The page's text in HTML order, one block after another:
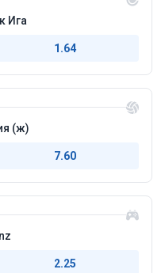
Ига
1.64
(ж)
7.60
2.25